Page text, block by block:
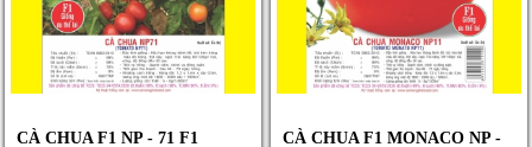
CÀ CHUA F1 NP - 71 F1 CÀ CHUA F1 MONACO NP -